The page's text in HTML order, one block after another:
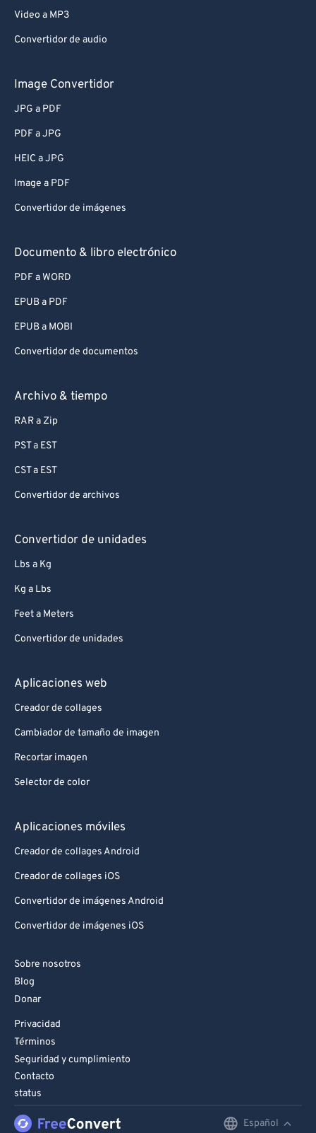
Video a MP3
Convertidor de audio
Image Convertidor
JPG a PDF
PDF a JPG
HEIC a JPG
Image a PDF
Convertidor de imágenes
Documento & libro electrónico
PDF a WORD
EPUB a PDF
EPUB a MOBI
Convertidor de documentos
Archivo & tiempo
RAR a Zip
PST a EST
CST a EST
Convertidor de archivos
Convertidor de unidades
Lbs a Kg
Kg a Lbs
Feet a Meters
Convertidor de unidades
Aplicaciones web
Creador de collages
Cambiador de tamaño de imagen
Recortar imagen
Selector de color
Aplicaciones móviles
Creador de collages Android
Creador de collages iOS
Convertidor de imágenes Android
Convertidor de imágenes iOS
Sobre nosotros
Blog
Donar
Privacidad
Términos
Seguridad y cumplimiento
Contacto
status
Español